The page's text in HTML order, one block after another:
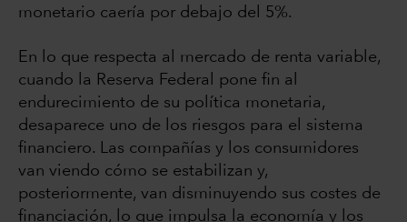
monetario caería por debajo del 5%.
En lo que respecta al mercado de renta variable,
cuando la Reserva Federal pone fin al
endurecimiento de su política monetaria,
desaparece uno de los riesgos para el sistema
financiero. Las compañías y los consumidores
van viendo cómo se estabilizan y,
posteriormente, van disminuyendo sus costes de
financiación, lo que impulsa la economía y los